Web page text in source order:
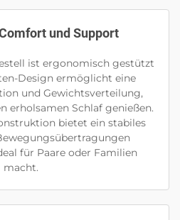
und Support
ist ergonomisch gestützt
Design ermöglicht eine
und Gewichtsverteilung,
erholsamen Schlaf genießen.
bietet ein stabiles
für Paare oder Familien
macht.